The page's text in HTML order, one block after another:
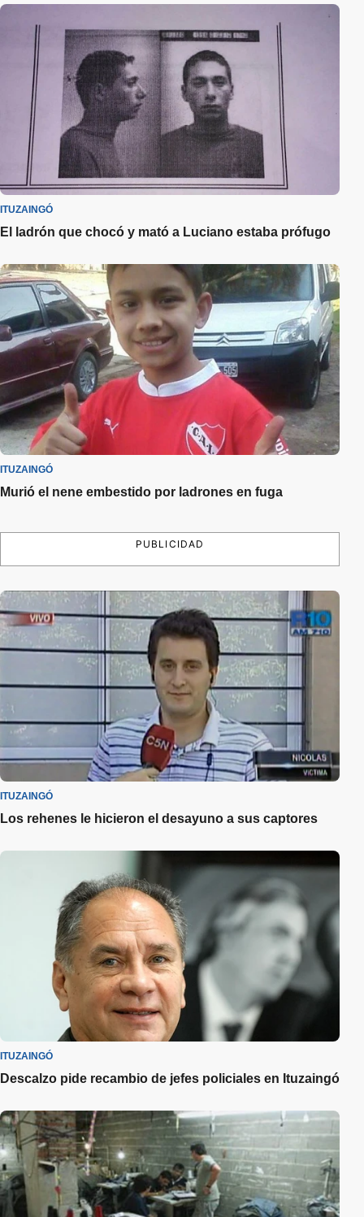
ITUZAINGÓ
El ladrón que chocó y mató a Luciano estaba prófugo
ITUZAINGÓ
Murió el nene embestido por ladrones en fuga
PUBLICIDAD
ITUZAINGÓ
Los rehenes le hicieron el desayuno a sus captores
ITUZAINGÓ
Descalzo pide recambio de jefes policiales en Ituzaingó